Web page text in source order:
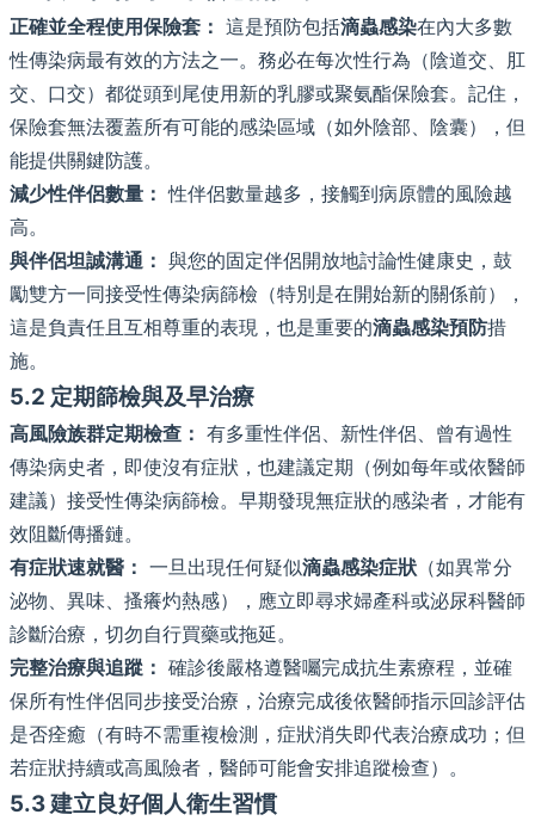
正確並全程使用保險套： 這是預防包括滴蟲感染在內大多數
性傳染病最有效的方法之一。務必在每次性行為（陰道交、肛
交、口交）都從頭到尾使用新的乳膠或聚氨酯保險套。記住，
保險套無法覆蓋所有可能的感染區域（如外陰部、陰囊），但
能提供關鍵防護。
減少性伴侶數量： 性伴侶數量越多，接觸到病原體的風險越
高。
與伴侶坦誠溝通： 與您的固定伴侶開放地討論性健康史，鼓
勵雙方一同接受性傳染病篩檢（特別是在開始新的關係前），
這是負責任且互相尊重的表現，也是重要的滴蟲感染預防措
施。
5.2 定期篩檢與及早治療
高風險族群定期檢查： 有多重性伴侶、新性伴侶、曾有過性
傳染病史者，即使沒有症狀，也建議定期（例如每年或依醫師
建議）接受性傳染病篩檢。早期發現無症狀的感染者，才能有
效阻斷傳播鏈。
有症狀速就醫： 一旦出現任何疑似滴蟲感染症狀 （如異常分
泌物、異味、搔癢灼熱感），應立即尋求婦產科或泌尿科醫師
診斷治療，切勿自行買藥或拖延。
完整治療與追蹤： 確診後嚴格遵醫囑完成抗生素療程，並確
保所有性伴侶同步接受治療，治療完成後依醫師指示回診評估
是否痊癒（有時不需重複檢測，症狀消失即代表治療成功；但
若症狀持續或高風險者，醫師可能會安排追蹤檢查）。
5.3 建立良好個人衛生習慣